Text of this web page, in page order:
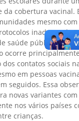
cobertura vacinal.
mesmo
inadequados
saúde pública,
ocorre
contatos sociais
em pessoas
seguidos. Essa
novas variantes
nos vários países
crianças.